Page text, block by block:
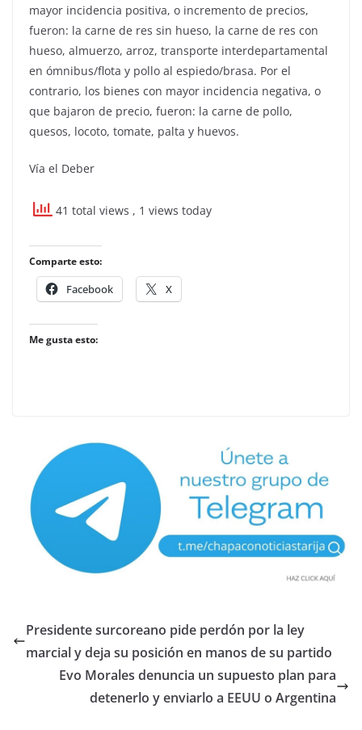
mayor incidencia positiva, o incremento de precios,
fueron: la carne de res sin hueso, la carne de res con
hueso, almuerzo, arroz, transporte interdepartamental
en ómnibus/flota y pollo al espiedo/brasa. Por el
contrario, los bienes con mayor incidencia negativa, o
que bajaron de precio, fueron: la carne de pollo,
quesos, locoto, tomate, palta y huevos.
Vía el Deber
41 total views , 1 views today
Comparte esto:
Facebook X
Me gusta esto:
Presidente surcoreano pide perdón por la ley
marcial y deja su posición en manos de su partido
Evo Morales denuncia un supuesto plan para
detenerlo y enviarlo a EEUU o Argentina